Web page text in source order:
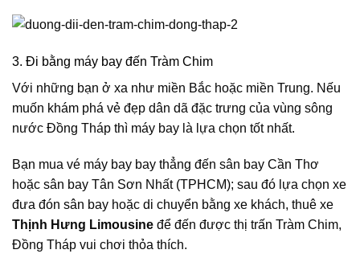
3. Đi bằng máy bay đến Tràm Chim
Với những bạn ở xa như miền Bắc hoặc miền Trung. Nếu
muốn khám phá vẻ đẹp dân dã đặc trưng của vùng sông
nước Đồng Tháp thì máy bay là lựa chọn tốt nhất.
Bạn mua vé máy bay bay thẳng đến sân bay Cần Thơ
hoặc sân bay Tân Sơn Nhất (TPHCM); sau đó lựa chọn xe
đưa đón sân bay hoặc di chuyển bằng xe khách, thuê xe
Thịnh Hưng Limousine để đến được thị trấn Tràm Chim,
Đồng Tháp vui chơi thỏa thích.